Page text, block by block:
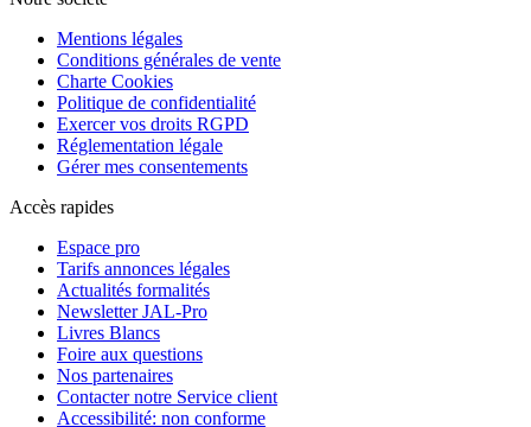
Mentions légales
Conditions générales de vente
Charte Cookies
Politique de confidentialité
Exercer vos droits RGPD
Réglementation légale
Gérer mes consentements
Accès rapides
Espace pro
Tarifs annonces légales
Actualités formalités
Newsletter JAL-Pro
Livres Blancs
Foire aux questions
Nos partenaires
Contacter notre Service client
Accessibilité: non conforme